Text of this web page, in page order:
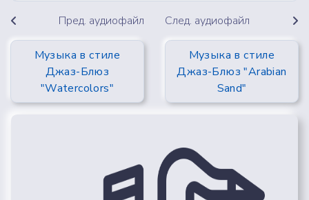
Пред. аудиофайл
Музыка в стиле
Джаз-Блюз
"Watercolors"
След. аудиофайл
Музыка в стиле
Джаз-Блюз "Arabian
Sand"